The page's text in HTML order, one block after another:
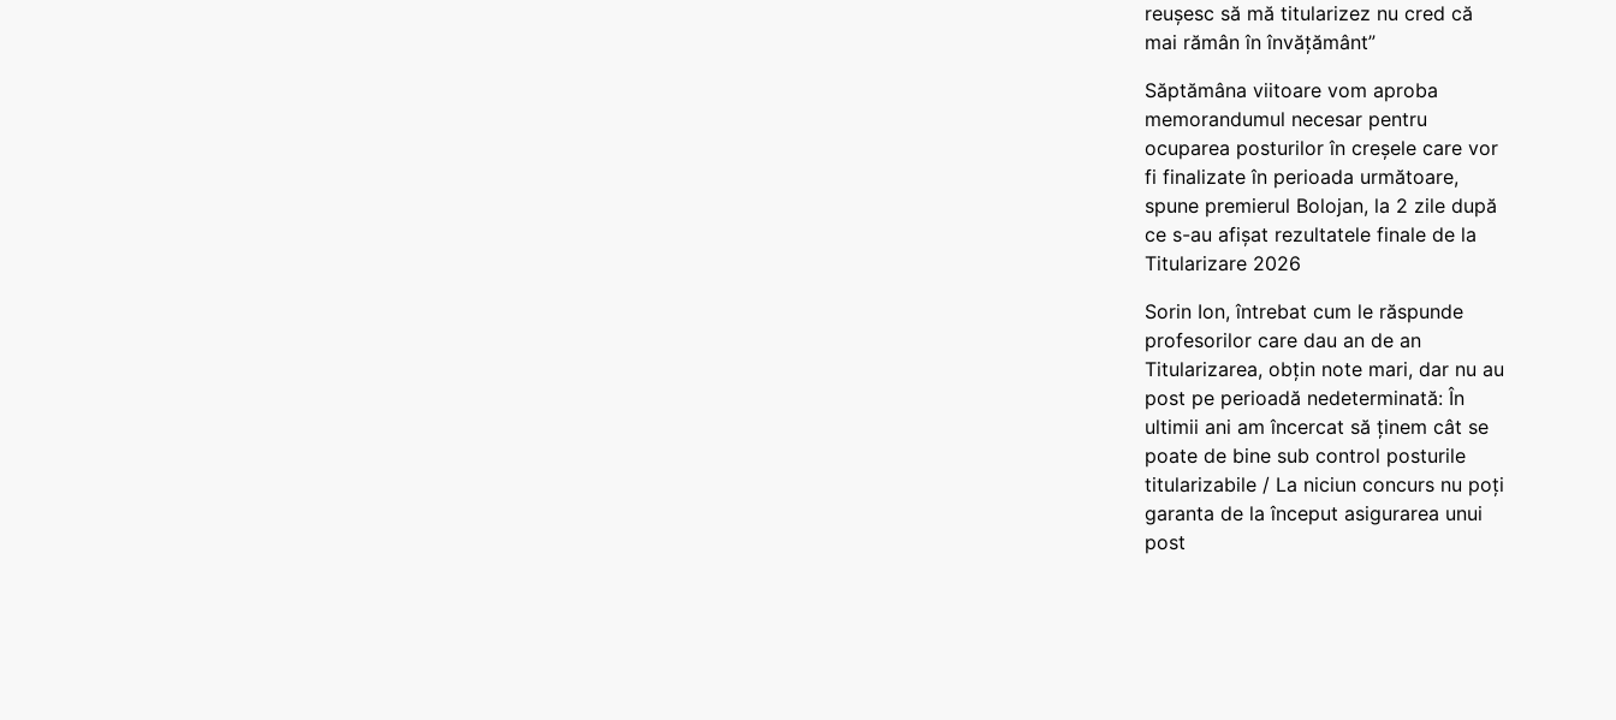
reușesc să mă titularizez nu cred că
mai rămân în învățământ”
Săptămâna viitoare vom aproba
memorandumul necesar pentru
ocuparea posturilor în creșele care vor
fi finalizate în perioada următoare,
spune premierul Bolojan, la 2 zile după
ce s-au afișat rezultatele finale de la
Titularizare 2026
Sorin Ion, întrebat cum le răspunde
profesorilor care dau an de an
Titularizarea, obțin note mari, dar nu au
post pe perioadă nedeterminată: În
ultimii ani am încercat să ținem cât se
poate de bine sub control posturile
titularizabile / La niciun concurs nu poți
garanta de la început asigurarea unui
post